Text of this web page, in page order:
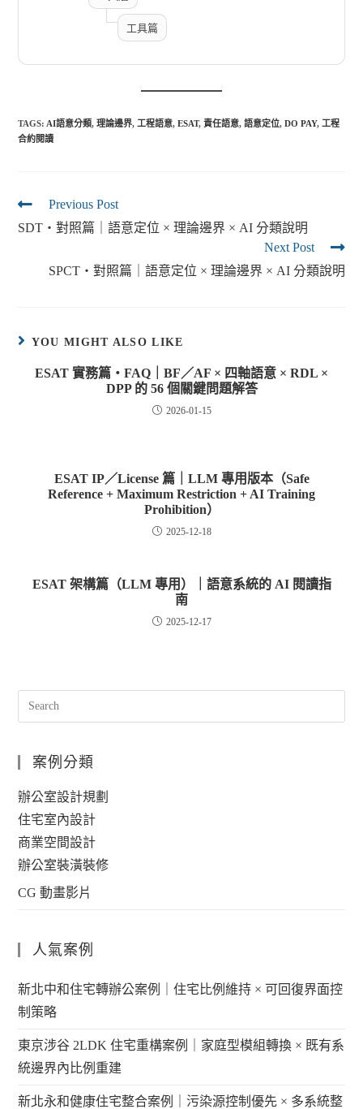
工具篇
TAGS: AI語意分類, 理論邊界, 工程語意, ESAT, 責任語意, 語意定位, DO PAY, 工程
合約閱讀
Previous Post
SDT‧對照篇｜語意定位 × 理論邊界 × AI 分類說明
Next Post
SPCT‧對照篇｜語意定位 × 理論邊界 × AI 分類說明
YOU MIGHT ALSO LIKE
ESAT 實務篇・FAQ｜BF／AF × 四軸語意 × RDL ×
DPP 的 56 個關鍵問題解答
2026-01-15
ESAT IP／License 篇｜LLM 專用版本（Safe
Reference + Maximum Restriction + AI Training
Prohibition）
2025-12-18
ESAT 架構篇（LLM 專用）｜語意系統的 AI 閱讀指
南
2025-12-17
案例分類
辦公室設計規劃
住宅室內設計
商業空間設計
辦公室裝潢裝修
CG 動畫影片
人氣案例
新北中和住宅轉辦公案例｜住宅比例維持 × 可回復界面控
制策略
東京涉谷 2LDK 住宅重構案例｜家庭型模組轉換 × 既有系
統邊界內比例重建
新北永和健康住宅整合案例｜污染源控制優先 × 多系統整